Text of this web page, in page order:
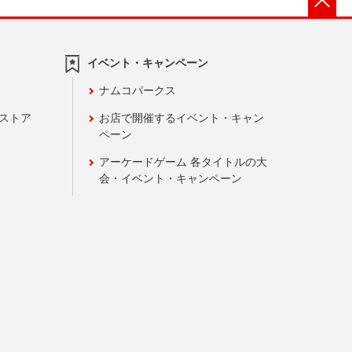
トア
イベント・キャンペーン
ナムコパークス
お店で開催するイベント・キャン
ペーン
アーケードゲーム 各タイトルの大
会・イベント・キャンペーン